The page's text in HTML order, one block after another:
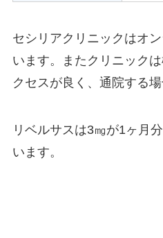
セシリアクリニックはオ
います。またクリニック
クセスが良く、通院する場
リベルサスは3㎎が1ヶ月
います。